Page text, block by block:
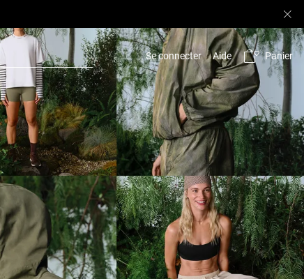
Se connecter Aide Panier